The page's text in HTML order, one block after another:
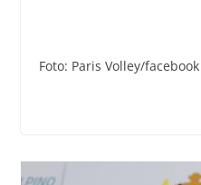
Foto: Paris Volley/facebook